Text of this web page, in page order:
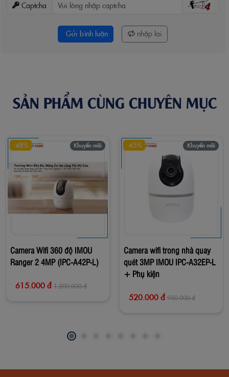
Captcha
Gửi bình luận nhập lại
SẢN PHẨM CÙNG CHUYÊN MỤC
Khuyến mãi
-48%
Camera Wifi 360 độ IMOU
Ranger 2 4MP (IPC-A42P-L)
615.000 đ 1.200.000 đ
Khuyến mãi
-45%
Camera wifi trong nhà quay
quét 3MP IMOU IPC-A32EP-L
+ Phụ kiện
520.000 đ 950.000 đ